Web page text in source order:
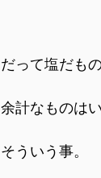
だって塩だも
余計なものは
そういう事。